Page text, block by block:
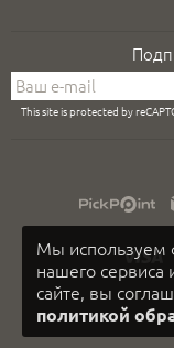
Мы используем
нашего сервиса
сайте, вы
политикой
This site is protected by